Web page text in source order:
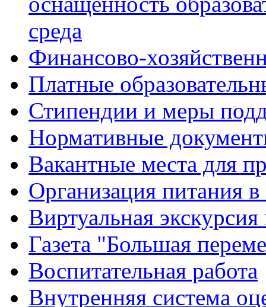
среда
Финансово-
Платные
Стипендии и меры
Нормативные
Вакантные места для
Организация питания в
Виртуальная
Газета "Большая
Воспитательная работа
Внутренняя система